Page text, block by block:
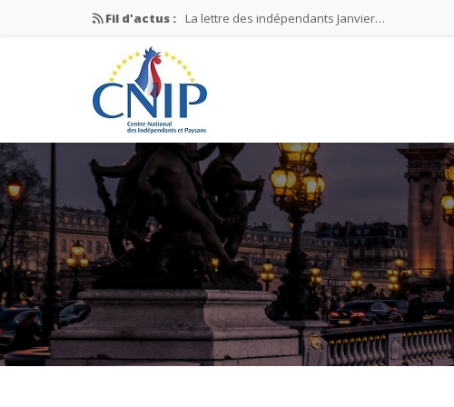
Fil d'actus : La lettre des indépendants Janvier…
La lettre des indépendants Juin…
Mission nationale ÉLECTIONS MUNICIPALES 2026
La lettre des indépendants N°2-2026